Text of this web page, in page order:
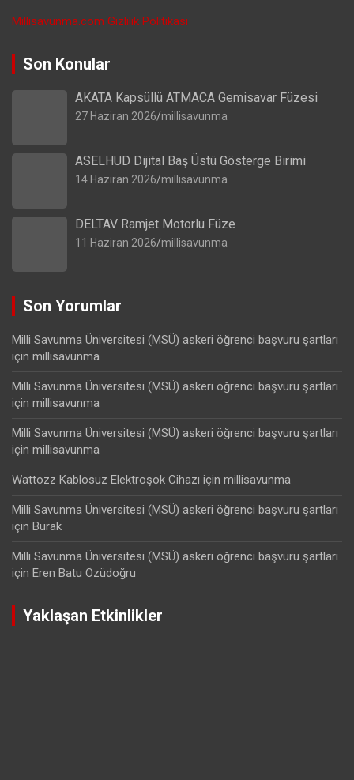
Millisavunma.com Gizlilik Politikası
Son Konular
AKATA Kapsüllü ATMACA Gemisavar Füzesi
27 Haziran 2026 millisavunma
ASELHUD Dijital Baş Üstü Gösterge Birimi
14 Haziran 2026 millisavunma
DELTAV Ramjet Motorlu Füze
11 Haziran 2026 millisavunma
Son Yorumlar
Milli Savunma Üniversitesi (MSÜ) askeri öğrenci başvuru şartları
için millisavunma
Milli Savunma Üniversitesi (MSÜ) askeri öğrenci başvuru şartları
için millisavunma
Milli Savunma Üniversitesi (MSÜ) askeri öğrenci başvuru şartları
için millisavunma
Wattozz Kablosuz Elektroşok Cihazı için millisavunma
Milli Savunma Üniversitesi (MSÜ) askeri öğrenci başvuru şartları
için Burak
Milli Savunma Üniversitesi (MSÜ) askeri öğrenci başvuru şartları
için Eren Batu Özüdoğru
Yaklaşan Etkinlikler